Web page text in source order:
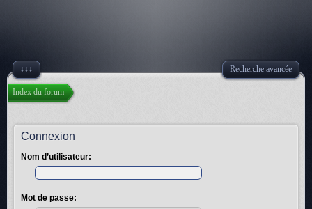
↓↓↓ Recherche avancée
Index du forum
Connexion
Nom d’utilisateur:
Mot de passe: